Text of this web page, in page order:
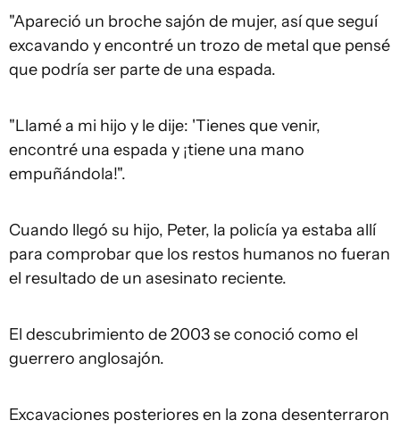
"Apareció un broche sajón de mujer, así que seguí
excavando y encontré un trozo de metal que pensé
que podría ser parte de una espada.
"Llamé a mi hijo y le dije: 'Tienes que venir,
encontré una espada y ¡tiene una mano
empuñándola!".
Cuando llegó su hijo, Peter, la policía ya estaba allí
para comprobar que los restos humanos no fueran
el resultado de un asesinato reciente.
El descubrimiento de 2003 se conoció como el
guerrero anglosajón.
Excavaciones posteriores en la zona desenterraron